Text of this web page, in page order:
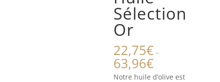
Sélection
Or
22,75€ –
63,96€
Notre huile d’olive est